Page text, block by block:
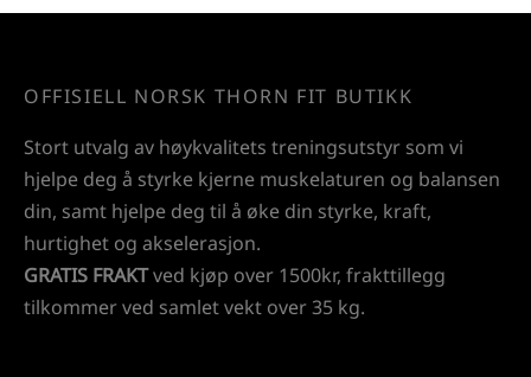
OFFISIELL NORSK THORN FIT BUTIKK
Stort utvalg av høykvalitets treningsutstyr som vi
hjelpe deg å styrke kjerne muskelaturen og balansen
din, samt hjelpe deg til å øke din styrke, kraft,
hurtighet og akselerasjon.
GRATIS FRAKTved kjøp over 1500kr, frakttillegg
tilkommer ved samlet vekt over 35 kg.